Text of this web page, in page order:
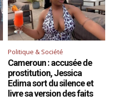
Politique & Société
Cameroun : accusée de
prostitution, Jessica
Edima sort du silence et
livre sa version des faits